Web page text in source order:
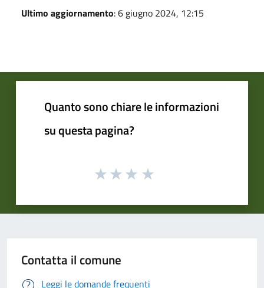
Ultimo aggiornamento: 6 giugno 2024, 12:15
Quanto sono chiare le informazioni
su questa pagina?
Contatta il comune
Leggi le domande frequenti